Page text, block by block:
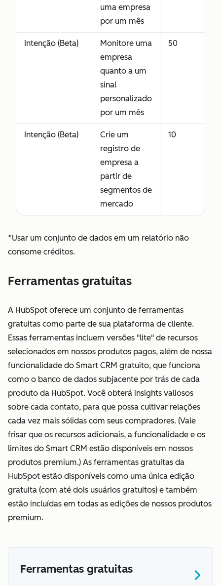
uma empresa
por um mês
Intenção (Beta)
Monitore uma
empresa
quanto a um
sinal
personalizado
por um mês
50
Intenção (Beta)
Crie um
registro de
empresa a
partir de
segmentos de
mercado
10
*Usar um conjunto de dados em um relatório não
consome créditos.
Ferramentas gratuitas
A HubSpot oferece um conjunto de ferramentas
gratuitas como parte de sua plataforma de cliente.
Essas ferramentas incluem versões "lite" de recursos
selecionados em nossos produtos pagos, além de nossa
funcionalidade do Smart CRM gratuito, que funciona
como o banco de dados subjacente por trás de cada
produto da HubSpot. Você obterá insights valiosos
sobre cada contato, para que possa cultivar relações
cada vez mais sólidas com seus compradores. (Vale
frisar que os recursos adicionais, a funcionalidade e os
limites do Smart CRM estão disponíveis em nossos
produtos premium.) As ferramentas gratuitas da
HubSpot estão disponíveis como uma única edição
gratuita (com até dois usuários gratuitos) e também
estão incluídas em todas as edições de nossos produtos
premium.
Ferramentas gratuitas